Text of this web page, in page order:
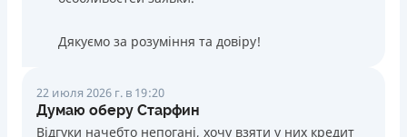
Дякуємо за розуміння та довіру!
22 июля 2026 г. в 19:20
Думаю оберу Старфин
Відгуки начебто непогані, хочу взяти у них кредит